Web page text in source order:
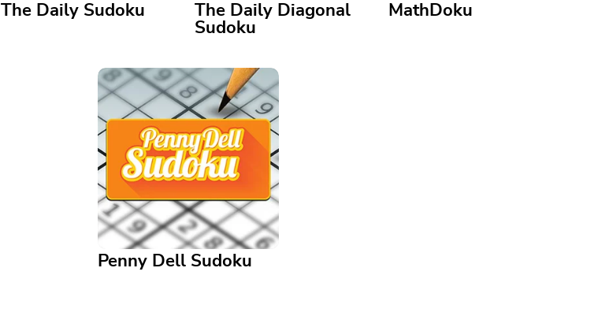
The Daily Sudoku
The Daily Sudoku
A fresh new sudoku puzzle
The Daily Diagonal
Sudoku
The Daily Diagonal Sudoku
This fun spin on sudoku is
updated everyday.
MathDoku
Penny Dell Sudoku